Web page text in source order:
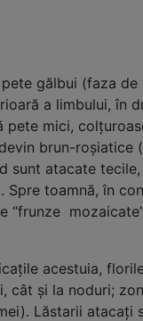
gălbui (faza de
a limbului, în
mici,
brun-roşiatice
sunt atacate
toamnă, în
acestuia,
şi la noduri;
Lăstarii atacaţi